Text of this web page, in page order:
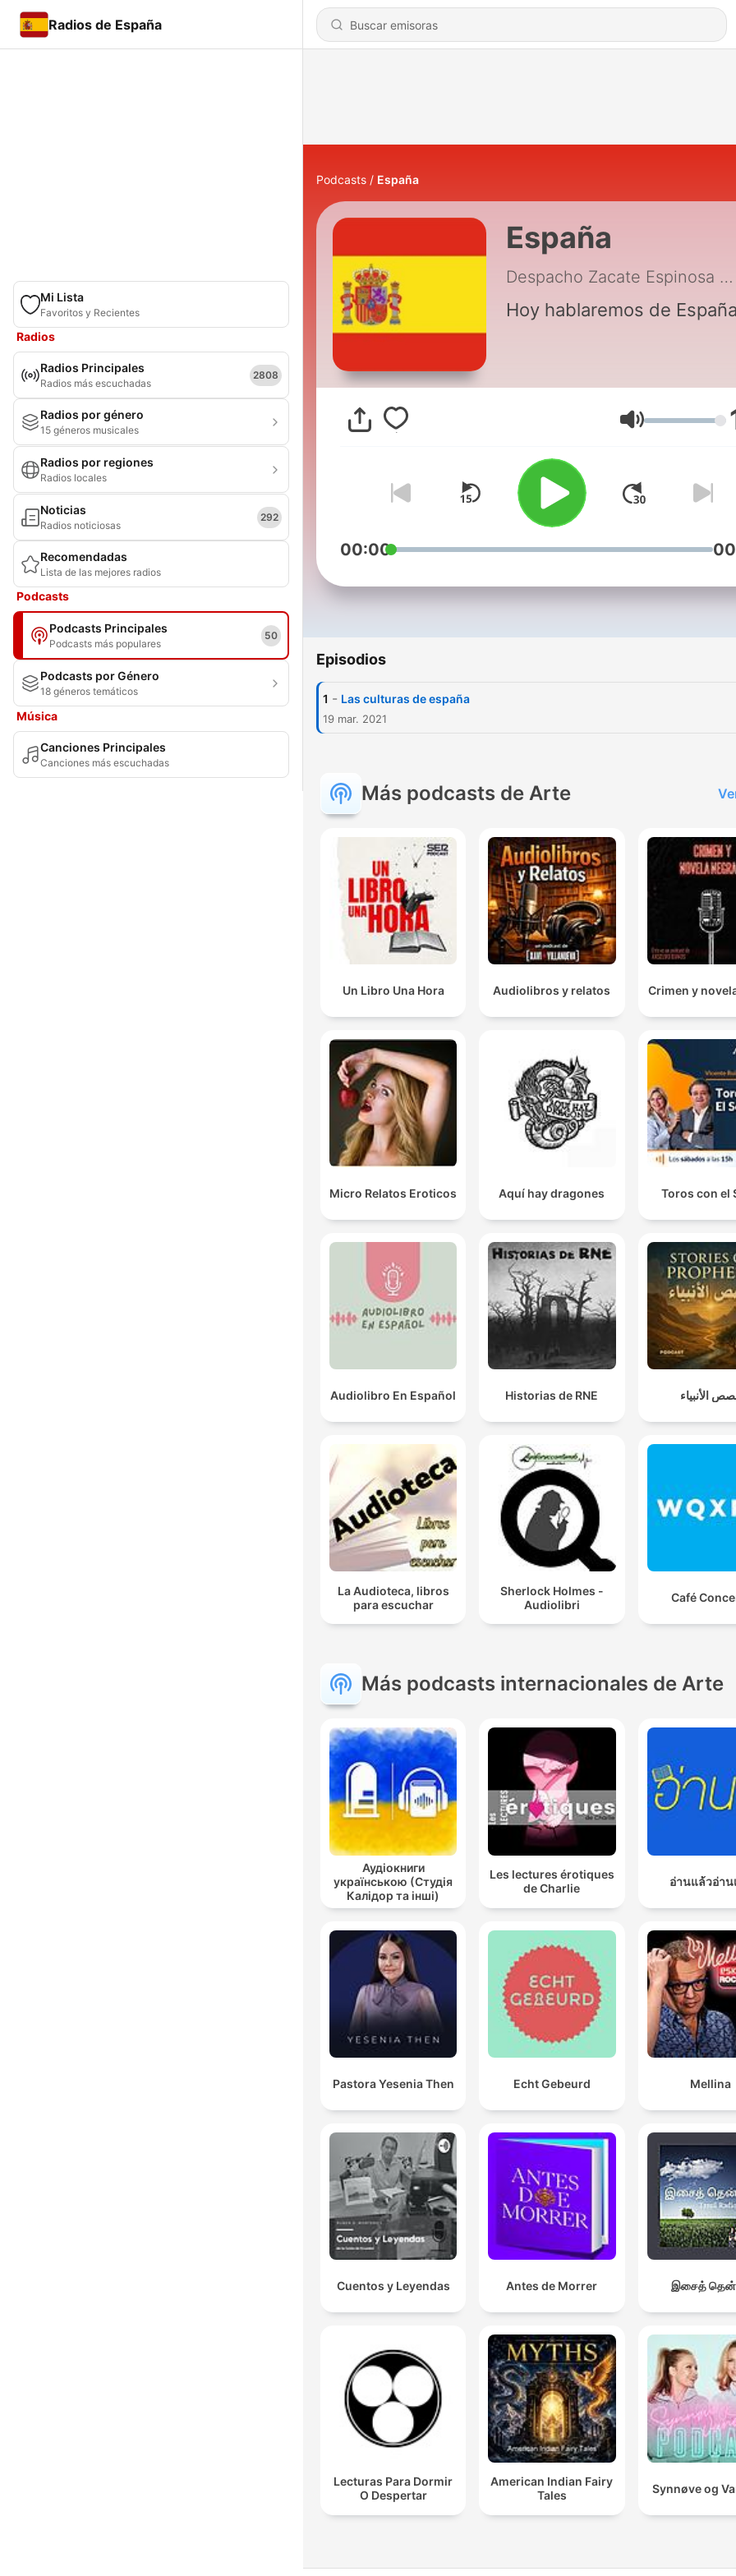
Radios de España
Mi Lista
Favoritos y Recientes
Radios
Radios Principales
Radios más escuchadas
2808
Radios por género
15 géneros musicales
Radios por regiones
Radios locales
Noticias
Radios noticiosas
292
Recomendadas
Lista de las mejores radios
Podcasts
Podcasts Principales
Podcasts más populares
50
Podcasts por Género
18 géneros temáticos
Música
Canciones Principales
Canciones más escuchadas
Podcasts España
España
Despacho Zacate Espinosa |
Hoy hablaremos de
Volumen
00:00
Episodios
1 - Las culturas de españa
19 mar. 2021
Más podcasts de Arte
Un Libro Una Hora Audiolibros y relatos Crimen y
Micro Relatos Eroticos Aquí hay dragones Toros con el
Audiolibro En Español Historias de RNE الأنبياء
La Audioteca, libros
para escuchar
Sherlock Holmes -
Audiolibri
Café
Más podcasts internacionales de Arte
Аудіокниги
українською (Студія
Калідор та інші)
Les lectures érotiques
de Charlie
อ่านแล้วอ่าน
Pastora Yesenia Then Echt Gebeurd Mellina
Cuentos y Leyendas Antes de Morrer இசைத்
Lecturas Para Dormir
O Despertar
American Indian Fairy
Tales
Synnøve og